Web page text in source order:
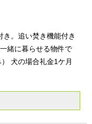
き。追い焚き機能付き
緒に暮らせる物件で
犬の場合礼金1ケ月